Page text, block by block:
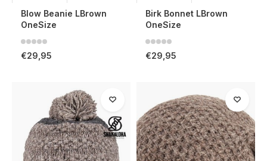
Blow Beanie LBrown
OneSize
€29,95
Birk Bonnet LBrown
OneSize
€29,95